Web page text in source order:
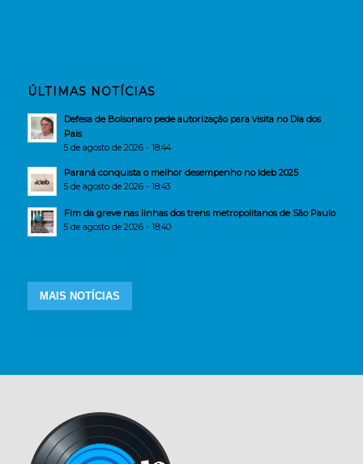
ÚLTIMAS NOTÍCIAS
Defesa de Bolsonaro pede autorização para visita no Dia dos
Pais
5 de agosto de 2026 - 18:44
Paraná conquista o melhor desempenho no Ideb 2025
5 de agosto de 2026 - 18:43
Fim da greve nas linhas dos trens metropolitanos de São Paulo
5 de agosto de 2026 - 18:40
MAIS NOTÍCIAS